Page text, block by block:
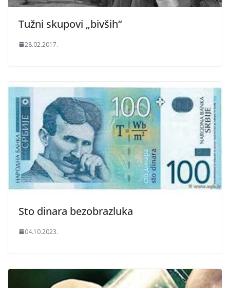
Tužni skupovi „bivših“
28.02.2017.
Sto dinara bezobrazluka
04.10.2023.